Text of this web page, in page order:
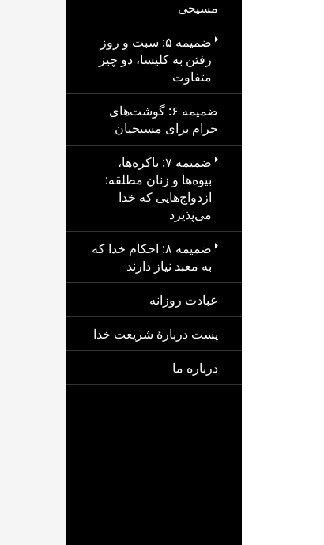
مسیحی
ضمیمه ۵: سبت و روز
رفتن به کلیسا، دو چیز
متفاوت
ضمیمه ۶: گوشت‌های
حرام برای مسیحیان
ضمیمه ۷: باکره‌ها،
بیوه‌ها و زنان مطلقه:
ازدواج‌هایی که خدا
می‌پذیرد
ضمیمه ۸: احکام خدا که
به معبد نیاز دارند
عبادت روزانه
پست دربارهٔ شریعت خدا
درباره ما